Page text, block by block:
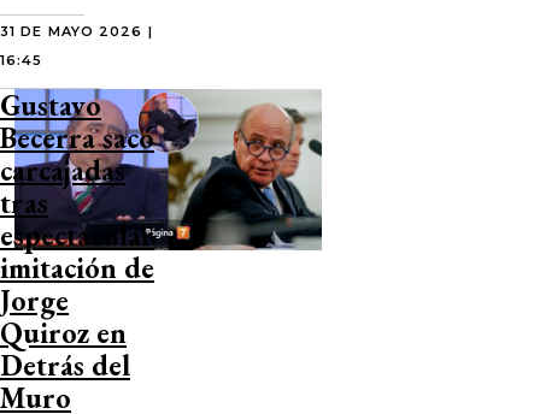
31 DE MAYO 2026 |
16:45
Gustavo
Becerra sacó
carcajadas
tras
espectacular
imitación de
Jorge
Quiroz en
Detrás del
Muro